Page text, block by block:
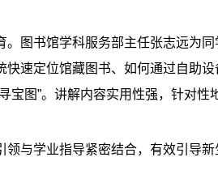
。图书馆学科服务部主任张志远为
快速定位馆藏图书、如何通过自助
宝图”。讲解内容实用性强，针对性
与学业指导紧密结合，有效引导